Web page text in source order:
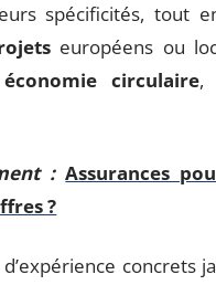
spécificités, tout
européens ou
économie circulaire,
: Assurances
?
concrets